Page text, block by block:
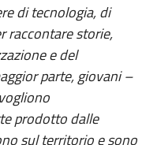
di tecnologia, di
raccontare storie,
e del
parte, giovani–
prodotto dalle
sul territorio e sono